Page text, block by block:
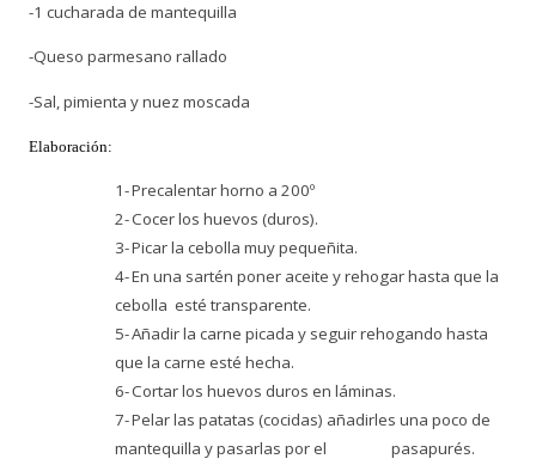
-1 cucharada de mantequilla
-Queso parmesano rallado
-Sal, pimienta y nuez moscada
Elaboración:
1-Precalentar horno a 200º
2-Cocer los huevos (duros).
3-Picar la cebolla muy pequeñita.
4-En una sartén poner aceite y rehogar hasta que la
cebolla esté transparente.
5-Añadir la carne picada y seguir rehogando hasta
que la carne esté hecha.
6-Cortar los huevos duros en láminas.
7-Pelar las patatas (cocidas) añadirles una poco de
mantequilla y pasarlas por el pasapurés.